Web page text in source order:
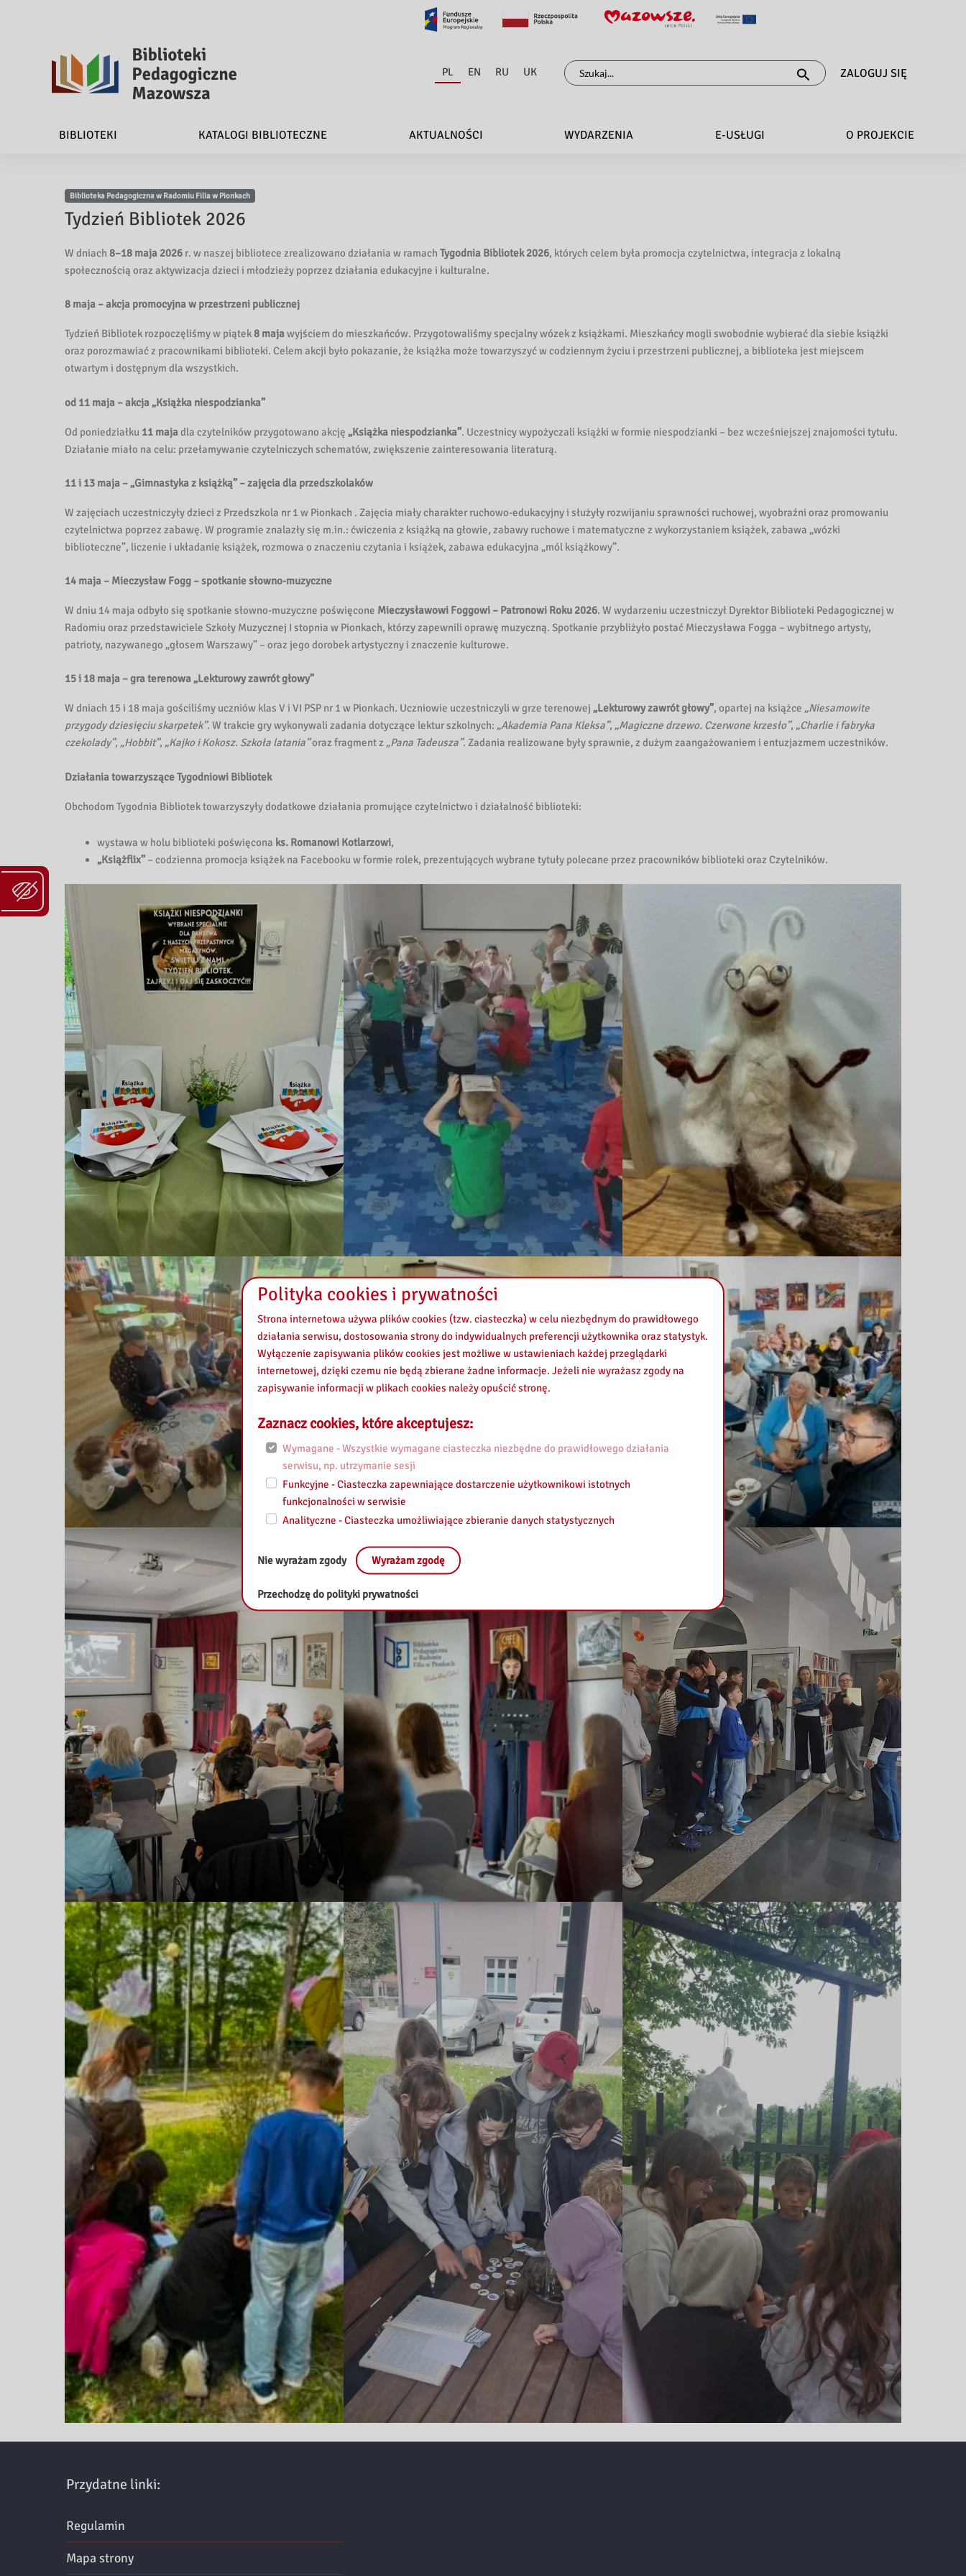
b
i
t
e
k
i
P
d
a
g
o
g
i
c
n
e
M
a
z
o
w
s
z
a
PL EN RU UK
Szukaj
dla:
ZALOGUJ SIĘ
BIBLIOTEKI KATALOGI BIBLIOTECZNE AKTUALNOŚCI WYDARZENIA E-USŁUGI O PROJEKCIE
Biblioteka Pedagogiczna w Radomiu Filia w Pionkach
Tydzień Bibliotek 2026
W dniach 8–18 maja 2026 r. w naszej bibliotece zrealizowano działania w ramach Tygodnia Bibliotek 2026, których celem była promocja czytelnictwa, integracja z lokalną
społecznością oraz aktywizacja dzieci i młodzieży poprzez działania edukacyjne i kulturalne.
8 maja – akcja promocyjna w przestrzeni publicznej
Tydzień Bibliotek rozpoczęliśmy w piątek8 majawyjściem do mieszkańców. Przygotowaliśmy specjalny wózek z książkami. Mieszkańcy mogli swobodnie wybierać dla siebie książki
oraz porozmawiać z pracownikami biblioteki. Celem akcji było pokazanie, że książka może towarzyszyć w codziennym życiu i przestrzeni publicznej, a biblioteka jest miejscem
otwartym i dostępnym dla wszystkich.
od 11 maja – akcja „Książka niespodzianka”
Od poniedziałku 11 majadla czytelników przygotowano akcję „Książka niespodzianka”. Uczestnicy wypożyczali książki w formie niespodzianki – bez wcześniejszej znajomości tytułu.
Działanie miało na celu: przełamywanie czytelniczych schematów, zwiększenie zainteresowania literaturą.
11 i 13 maja – „Gimnastyka z książką” – zajęcia dla przedszkolaków
W zajęciach uczestniczyły dzieci z Przedszkola nr 1 w Pionkach . Zajęcia miały charakter ruchowo-edukacyjny i służyły rozwijaniu sprawności ruchowej, wyobraźni oraz promowaniu
czytelnictwa poprzez zabawę. W programie znalazły się m.in.: ćwiczenia z książką na głowie, zabawy ruchowe i matematyczne z wykorzystaniem książek, zabawa „wózki
biblioteczne”, liczenie i układanie książek, rozmowa o znaczeniu czytania i książek, zabawa edukacyjna „mól książkowy”.
14 maja – Mieczysław Fogg – spotkanie słowno-muzyczne
W dniu 14 maja odbyło się spotkanie słowno-muzyczne poświęcone Mieczysławowi Foggowi – Patronowi Roku 2026. W wydarzeniu uczestniczył Dyrektor Biblioteki Pedagogicznej w
Radomiu oraz przedstawiciele Szkoły Muzycznej I stopnia w Pionkach, którzy zapewnili oprawę muzyczną. Spotkanie przybliżyło postać Mieczysława Fogga – wybitnego artysty,
patrioty, nazywanego „głosem Warszawy” – oraz jego dorobek artystyczny i znaczenie kulturowe.
15 i 18 maja – gra terenowa „Lekturowy zawrót głowy”
W dniach 15 i 18 maja gościliśmy uczniów klas V i VI PSP nr 1 w Pionkach. Uczniowie uczestniczyli w grze terenowej „Lekturowy zawrót głowy”, opartej na książce „Niesamowite
przygody dziesięciu skarpetek”. W trakcie gry wykonywali zadania dotyczące lektur szkolnych: „Akademia Pana Kleksa”, „Magiczne drzewo. Czerwone krzesło”, „Charlie i fabryka
czekolady”, „Hobbit”, „Kajko i Kokosz. Szkoła latania”oraz fragment z „Pana Tadeusza”. Zadania realizowane były sprawnie, z dużym zaangażowaniem i entuzjazmem uczestników.
Działania towarzyszące Tygodniowi Bibliotek
Obchodom Tygodnia Bibliotek towarzyszyły dodatkowe działania promujące czytelnictwo i działalność biblioteki:
wystawa w holu biblioteki poświęcona ks. Romanowi Kotlarzowi,
„Książflix”– codzienna promocja książek na Facebooku w formie rolek, prezentujących wybrane tytuły polecane przez pracowników biblioteki oraz Czytelników.
Przydatne linki:
Regulamin
Mapa strony
Polityka cookies i prywatności
Strona internetowa używa plików cookies (tzw. ciasteczka) w celu niezbędnym do prawidłowego
działania serwisu, dostosowania strony do indywidualnych preferencji użytkownika oraz statystyk.
Wyłączenie zapisywania plików cookies jest możliwe w ustawieniach każdej przeglądarki
internetowej, dzięki czemu nie będą zbierane żadne informacje. Jeżeli nie wyrażasz zgody na
zapisywanie informacji w plikach cookies należy opuścić stronę.
Zaznacz cookies, które akceptujesz:
Wymagane - Wszystkie wymagane ciasteczka niezbędne do prawidłowego działania
serwisu, np. utrzymanie sesji
Funkcyjne - Ciasteczka zapewniające dostarczenie użytkownikowi istotnych
funkcjonalności w serwisie
Analityczne - Ciasteczka umożliwiające zbieranie danych statystycznych
Nie wyrażam zgody Wyrażam zgodę
Przechodzę do polityki prywatności